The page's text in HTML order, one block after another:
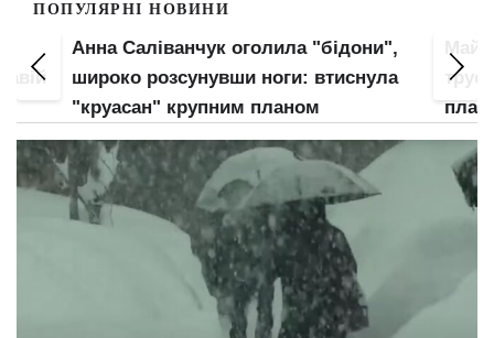
ПОПУЛЯРНІ НОВИНИ
Анна Саліванчук оголила "бідони",
широко розсунувши ноги: втиснула
"круасан" крупним планом